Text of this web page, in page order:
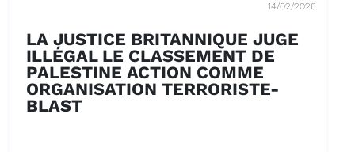
14/02/2026
LA JUSTICE BRITANNIQUE JUGE
ILLÉGAL LE CLASSEMENT DE
PALESTINE ACTION COMME
ORGANISATION TERRORISTE-
BLAST